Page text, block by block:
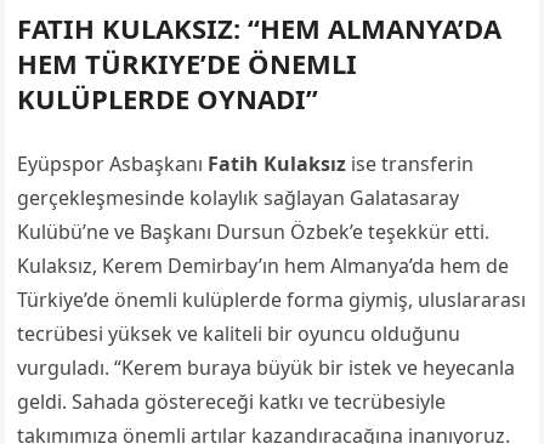
FATIH KULAKSIZ: “HEM ALMANYA’DA
HEM TÜRKIYE’DE ÖNEMLI
KULÜPLERDE OYNADI”
Eyüpspor Asbaşkanı Fatih Kulaksız ise transferin
gerçekleşmesinde kolaylık sağlayan Galatasaray
Kulübü’ne ve Başkanı Dursun Özbek’e teşekkür etti.
Kulaksız, Kerem Demirbay’ın hem Almanya’da hem de
Türkiye’de önemli kulüplerde forma giymiş, uluslararası
tecrübesi yüksek ve kaliteli bir oyuncu olduğunu
vurguladı. “Kerem buraya büyük bir istek ve heyecanla
geldi. Sahada göstereceği katkı ve tecrübesiyle
takımımıza önemli artılar kazandıracağına inanıyoruz.